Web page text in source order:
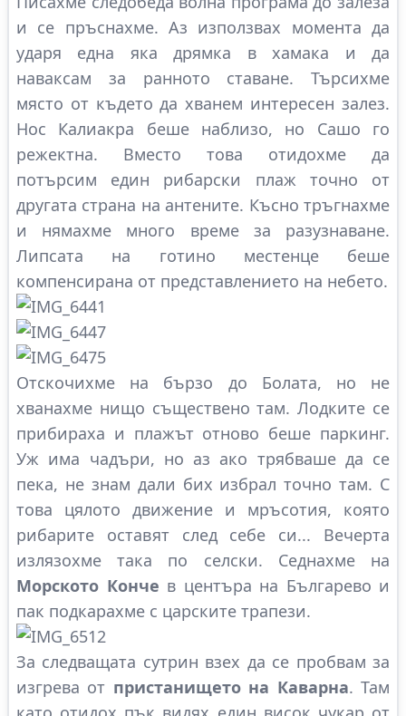
и се пръснахме. Аз използвах момента да
ударя една яка дрямка в хамака и да
наваксам за ранното ставане. Търсихме
място от където да хванем интересен залез.
Нос Калиакра беше наблизо, но Сашо го
режектна. Вместо това отидохме да
потърсим един рибарски плаж точно от
другата страна на антените. Късно тръгнахме
и нямахме много време за разузнаване.
Липсата на готино местенце беше
компенсирана от представлението на небето.
Отскочихме на бързо до Болата, но не
хванахме нищо съществено там. Лодките се
прибираха и плажът отново беше паркинг.
Уж има чадъри, но аз ако трябваше да се
пека, не знам дали бих избрал точно там. С
това цялото движение и мръсотия, която
рибарите оставят след себе си... Вечерта
излязохме така по селски. Седнахме на
Морското Конче в центъра на Българево и
пак подкарахме с царските трапези.
За следващата сутрин взех да се пробвам за
изгрева от пристанището на Каварна. Там